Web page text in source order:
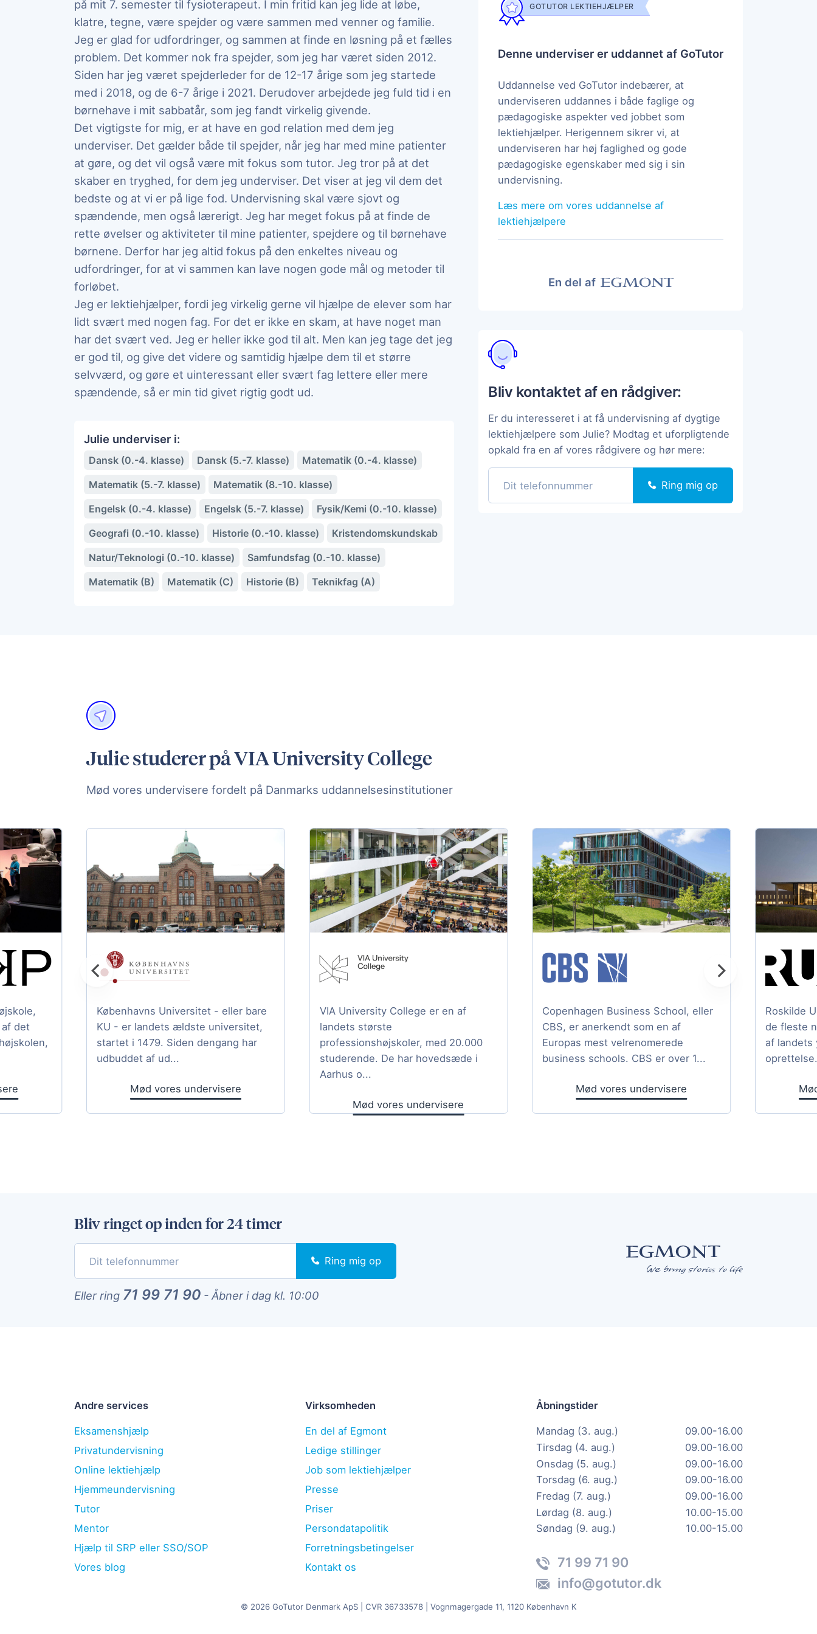
på mit 7. semester til fysioterapeut. I min fritid kan jeg lide at løbe,
klatre, tegne, være spejder og være sammen med venner og familie.
Jeg er glad for udfordringer, og sammen at finde en løsning på et fælles
problem. Det kommer nok fra spejder, som jeg har været siden 2012.
Siden har jeg været spejderleder for de 12-17 årige som jeg startede
med i 2018, og de 6-7 årige i 2021. Derudover arbejdede jeg fuld tid i en
børnehave i mit sabbatår, som jeg fandt virkelig givende.
Det vigtigste for mig, er at have en god relation med dem jeg
underviser. Det gælder både til spejder, når jeg har med mine patienter
at gøre, og det vil også være mit fokus som tutor. Jeg tror på at det
skaber en tryghed, for dem jeg underviser. Det viser at jeg vil dem det
bedste og at vi er på lige fod. Undervisning skal være sjovt og
spændende, men også lærerigt. Jeg har meget fokus på at finde de
rette øvelser og aktiviteter til mine patienter, spejdere og til børnehave
børnene. Derfor har jeg altid fokus på den enkeltes niveau og
udfordringer, for at vi sammen kan lave nogen gode mål og metoder til
forløbet.
Jeg er lektiehjælper, fordi jeg virkelig gerne vil hjælpe de elever som har
lidt svært med nogen fag. For det er ikke en skam, at have noget man
har det svært ved. Jeg er heller ikke god til alt. Men kan jeg tage det jeg
er god til, og give det videre og samtidig hjælpe dem til et større
selvværd, og gøre et uinteressant eller svært fag lettere eller mere
spændende, så er min tid givet rigtig godt ud.
Julie underviser i:
Dansk (0.-4. klasse) Dansk (5.-7. klasse)
Matematik (0.-4. klasse)
Matematik (5.-7. klasse)
Matematik (8.-10. klasse)
Engelsk (0.-4. klasse)
Engelsk (5.-7. klasse)
Fysik/Kemi (0.-10. klasse)
Geografi (0.-10. klasse)
Historie (0.-10. klasse)
Kristendomskundskab
Natur/Teknologi (0.-10. klasse)
Samfundsfag (0.-10. klasse)
Matematik (B)
Matematik (C) Historie (B) Teknikfag (A)
GOTUTOR LEKTIEHJÆLPER
Denne underviser er uddannet af GoTutor
Uddannelse ved GoTutor indebærer, at
underviseren uddannes i både faglige og
pædagogiske aspekter ved jobbet som
lektiehjælper. Herigennem sikrer vi, at
underviseren har høj faglighed og gode
pædagogiske egenskaber med sig i sin
undervisning.
Læs mere om vores uddannelse af
lektiehjælpere
En del af
Bliv kontaktet af en rådgiver:
Er du interesseret i at få undervisning af dygtige
lektiehjælpere som Julie? Modtag et uforpligtende
opkald fra en af vores rådgivere og hør mere:
Ring mig op
Julie studerer på VIA University College
Mød vores undervisere fordelt på Danmarks uddannelsesinstitutioner
VIA University College er en af
landets største
professionshøjskoler, med 20.000
studerende. De har hovedsæde i
Aarhus o...
Mød vores undervisere
Copenhagen Business School, eller
CBS, er anerkendt som en af
Europas mest velrenomerede
business schools. CBS er over 1...
Mød vores undervisere
Roskilde
de fleste
af landets
det
Københavns Universitet - eller bare
KU - er landets ældste universitet,
startet i 1479. Siden dengang har
udbuddet af ud...
Mød vores undervisere
Bliv ringet op inden for 24 timer
Ring mig op
Eller ring 71 99 71 90 - Åbner i dag kl. 10:00
Andre services
Eksamenshjælp
Privatundervisning
Online lektiehjælp
Hjemmeundervisning
Tutor
Mentor
Hjælp til SRP eller SSO/SOP
Vores blog
Virksomheden
En del af Egmont
Ledige stillinger
Job som lektiehjælper
Presse
Priser
Persondatapolitik
Forretningsbetingelser
Kontakt os
Åbningstider
Mandag (3. aug.)
09.00-16.00
Tirsdag (4. aug.)
09.00-16.00
Onsdag (5. aug.)
09.00-16.00
Torsdag (6. aug.)
09.00-16.00
Fredag (7. aug.)
09.00-16.00
Lørdag (8. aug.)
10.00-15.00
Søndag (9. aug.)
10.00-15.00
71 99 71 90
info@gotutor.dk
© 2026 GoTutor Denmark ApS | CVR 36733578 | Vognmagergade 11, 1120 København K